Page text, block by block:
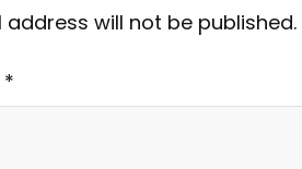
address will not be published.
*